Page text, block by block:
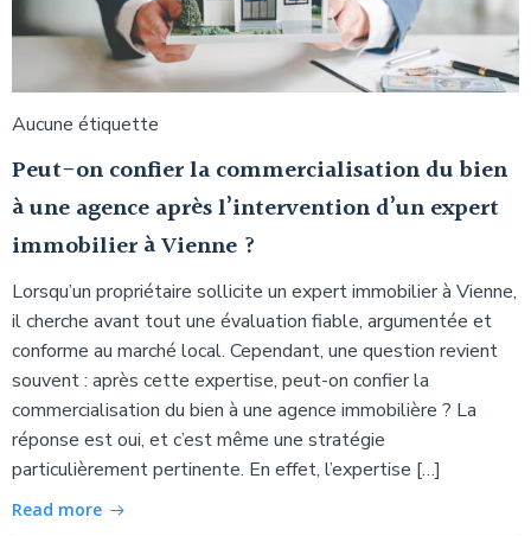
Aucune étiquette
Peut-on confier la commercialisation du bien
à une agence après l’intervention d’un expert
immobilier à Vienne ?
Lorsqu’un propriétaire sollicite un expert immobilier à Vienne,
il cherche avant tout une évaluation fiable, argumentée et
conforme au marché local. Cependant, une question revient
souvent : après cette expertise, peut-on confier la
commercialisation du bien à une agence immobilière ? La
réponse est oui, et c’est même une stratégie
particulièrement pertinente. En effet, l’expertise […]
Read more